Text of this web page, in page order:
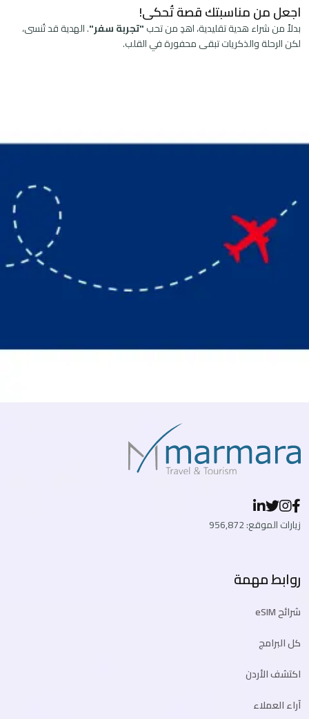
اجعل من مناسبتك قصة تُحكى!
بدلاً من شراء هدية تقليدية، اهدِ من تحب"تجربة سفر". الهدية قد تُنسى،
لكن الرحلة والذكريات تبقى محفورة في القلب.
زيارات الموقع: 956,872
روابط مهمة
شرائح eSIM
كل البرامج
اكتشف الأردن
آراء العملاء